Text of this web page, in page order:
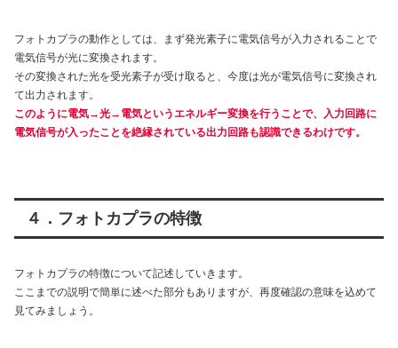
フォトカプラの動作としては、まず発光素子に電気信号が入力されることで
電気信号が光に変換されます。
その変換された光を受光素子が受け取ると、今度は光が電気信号に変換され
て出力されます。
このように電気→光→電気というエネルギー変換を行うことで、入力回路に
電気信号が入ったことを絶縁されている出力回路も認識できるわけです。
４．フォトカプラの特徴
フォトカプラの特徴について記述していきます。
ここまでの説明で簡単に述べた部分もありますが、再度確認の意味を込めて
見てみましょう。